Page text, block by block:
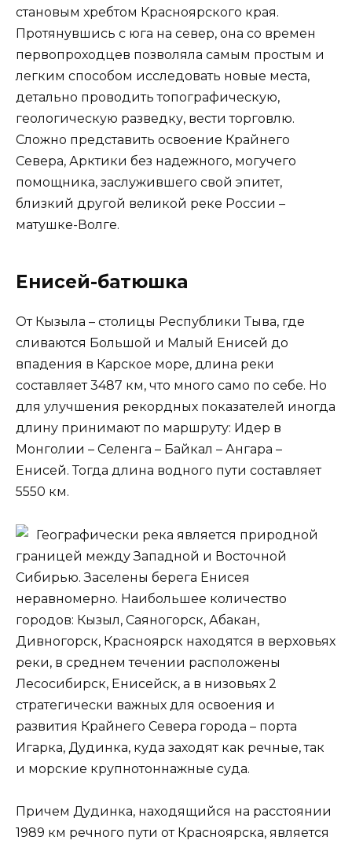
становым хребтом Красноярского края.
Протянувшись с юга на север, она со времен
первопроходцев позволяла самым простым и
легким способом исследовать новые места,
детально проводить топографическую,
геологическую разведку, вести торговлю.
Сложно представить освоение Крайнего
Севера, Арктики без надежного, могучего
помощника, заслужившего свой эпитет,
близкий другой великой реке России –
матушке-Волге.
Енисей-батюшка
От Кызыла – столицы Республики Тыва, где
сливаются Большой и Малый Енисей до
впадения в Карское море, длина реки
составляет 3487 км, что много само по себе. Но
для улучшения рекордных показателей иногда
длину принимают по маршруту: Идер в
Монголии – Селенга – Байкал – Ангара –
Енисей. Тогда длина водного пути составляет
5550 км.
Географически река является природной
границей между Западной и Восточной
Сибирью. Заселены берега Енисея
неравномерно. Наибольшее количество
городов: Кызыл, Саяногорск, Абакан,
Дивногорск, Красноярск находятся в верховьях
реки, в среднем течении расположены
Лесосибирск, Енисейск, а в низовьях 2
стратегически важных для освоения и
развития Крайнего Севера города – порта
Игарка, Дудинка, куда заходят как речные, так
и морские крупнотоннажные суда.
Причем Дудинка, находящийся на расстоянии
1989 км речного пути от Красноярска, является